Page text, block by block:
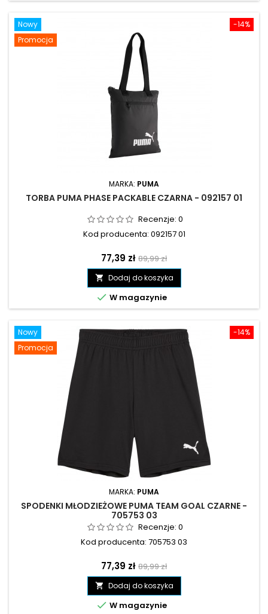
-14%
Nowy
Promocja
MARKA: PUMA
TORBA PUMA PHASE PACKABLE CZARNA - 092157 01
Recenzje: 0
Kod producenta: 092157 01
Cena
77,39 zł Cena
podstawowa
89,99 zł
 Dodaj do koszyka
 W magazynie
-14%
Nowy
Promocja
MARKA: PUMA
SPODENKI MŁODZIEŻOWE PUMA TEAM GOAL CZARNE -
705753 03
Recenzje: 0
Kod producenta: 705753 03
Cena
77,39 zł Cena
podstawowa
89,99 zł
 Dodaj do koszyka
 W magazynie